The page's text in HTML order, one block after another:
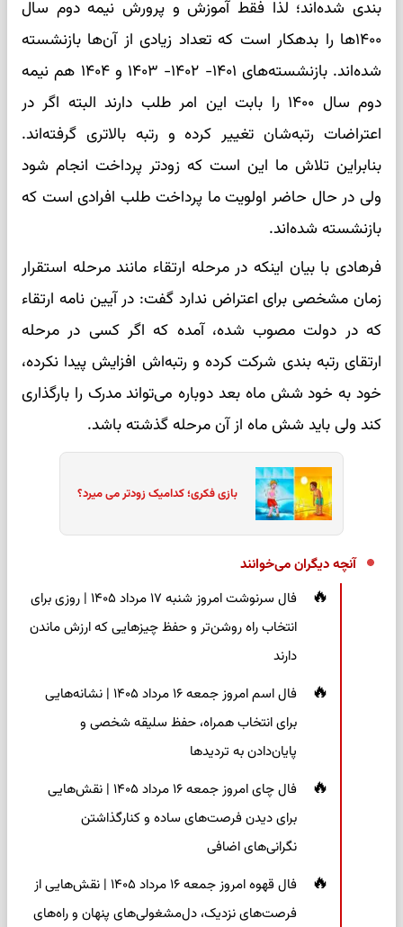
بندی شده‌اند؛ لذا فقط آموزش و پرورش نیمه دوم سال
۱۴۰۰ها را بدهکار است که تعداد زیادی از آن‌ها بازنشسته
شده‌اند. بازنشسته‌های ۱۴۰۱- ۱۴۰۲- ۱۴۰۳ و ۱۴۰۴ هم نیمه
دوم سال ۱۴۰۰ را بابت این امر طلب دارند البته اگر در
اعتراضات رتبه‌شان تغییر کرده و رتبه بالاتری گرفته‌اند.
بنابراین تلاش ما این است که زودتر پرداخت انجام شود
ولی در حال حاضر اولویت ما پرداخت طلب افرادی است که
بازنشسته شده‌اند.
فرهادی با بیان اینکه در مرحله ارتقاء مانند مرحله استقرار
زمان مشخصی برای اعتراض ندارد گفت: در آیین نامه ارتقاء
که در دولت مصوب شده، آمده که اگر کسی در مرحله
ارتقای رتبه بندی شرکت کرده و رتبه‌اش افزایش پیدا نکرده،
خود به خود شش ماه بعد دوباره می‌تواند مدرک را بارگذاری
کند ولی باید شش ماه از آن مرحله گذشته باشد.
بازی فکری؛ کدامیک زودتر می میرد؟
آنچه دیگران می‌خوانند
فال سرنوشت امروز شنبه ۱۷ مرداد ۱۴۰۵ | روزی برای
انتخاب راه روشن‌تر و حفظ چیزهایی که ارزش ماندن
دارند
فال اسم امروز جمعه ۱۶ مرداد ۱۴۰۵ | نشانه‌هایی
برای انتخاب همراه، حفظ سلیقه شخصی و
پایان‌دادن به تردیدها
فال چای امروز جمعه ۱۶ مرداد ۱۴۰۵ | نقش‌هایی
برای دیدن فرصت‌های ساده و کنارگذاشتن
نگرانی‌های اضافی
فال قهوه امروز جمعه ۱۶ مرداد ۱۴۰۵ | نقش‌هایی از
فرصت‌های نزدیک، دل‌مشغولی‌های پنهان و راه‌های